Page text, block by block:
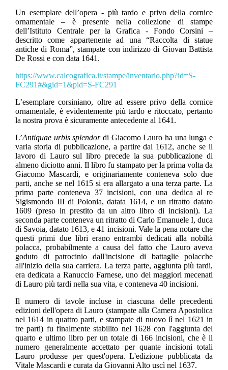
Un esemplare dell’opera - più tardo e privo della cornice
ornamentale – è presente nella collezione di stampe
dell’Istituto Centrale per la Grafica - Fondo Corsini –
descritto come appartenente ad una “Raccolta di statue
antiche di Roma”, stampate con indirizzo di Giovan Battista
De Rossi e con data 1641.
https://www.calcografica.it/stampe/inventario.php?id=S-
FC291#&gid=1&pid=S-FC291
L’esemplare corsiniano, oltre ad essere privo della cornice
ornamentale, è evidentemente più tardo e ritoccato, pertanto
la nostra prova è sicuramente antecedente al 1641.
L’Antiquae urbis splendordi Giacomo Lauro ha una lunga e
varia storia di pubblicazione, a partire dal 1612, anche se il
lavoro di Lauro sul libro precede la sua pubblicazione di
almeno diciotto anni. Il libro fu stampato per la prima volta da
Giacomo Mascardi, e originariamente conteneva solo due
parti, anche se nel 1615 si era allargato a una terza parte. La
prima parte conteneva 37 incisioni, con una dedica al re
Sigismondo III di Polonia, datata 1614, e un ritratto datato
1609 (preso in prestito da un altro libro di incisioni). La
seconda parte conteneva un ritratto di Carlo Emanuele I, duca
di Savoia, datato 1613, e 41 incisioni. Vale la pena notare che
questi primi due libri erano entrambi dedicati alla nobiltà
polacca, probabilmente a causa del fatto che Lauro aveva
goduto di patrocinio dall'incisione di battaglie polacche
all'inizio della sua carriera. La terza parte, aggiunta più tardi,
era dedicata a Ranuccio Farnese, uno dei maggiori mecenati
di Lauro più tardi nella sua vita, e conteneva 40 incisioni.
Il numero di tavole incluse in ciascuna delle precedenti
edizioni dell'opera di Lauro (stampate alla Camera Apostolica
nel 1614 in quattro parti, e stampate di nuovo lì nel 1621 in
tre parti) fu finalmente stabilito nel 1628 con l'aggiunta del
quarto e ultimo libro per un totale di 166 incisioni, che è il
numero generalmente accettato per quante incisioni totali
Lauro produsse per quest'opera. L'edizione pubblicata da
Vitale Mascardi e curata da Giovanni Alto uscì nel 1637.